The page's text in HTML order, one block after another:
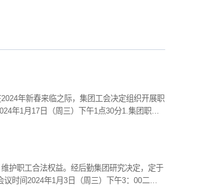
年新春来临之际，集团工会决定组织开展职
年1月17日（周三）下午1点30分1.集团职工
护职工合法权益。经后勤集团研究决定，定于
时间2024年1月3日（周三）下午3：00二、